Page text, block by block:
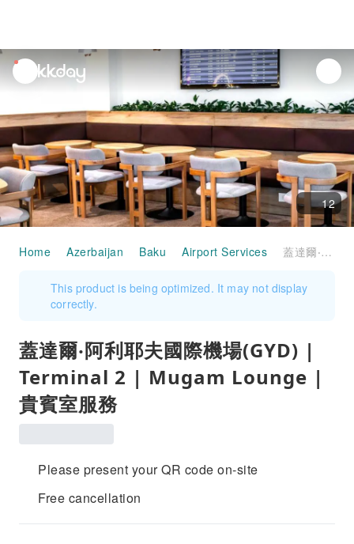
unread
notifications
12
Home Azerbaijan Baku Airport Services 蓋達爾‧阿利耶夫國際機場(GYD) | Terminal 2 | Mugam Lounge | 貴賓室服務
This product is being optimized. It may not display
correctly.
蓋達爾‧阿利耶夫國際機場(GYD) |
Terminal 2 | Mugam Lounge |
貴賓室服務
Please present your QR code on-site
Free cancellation